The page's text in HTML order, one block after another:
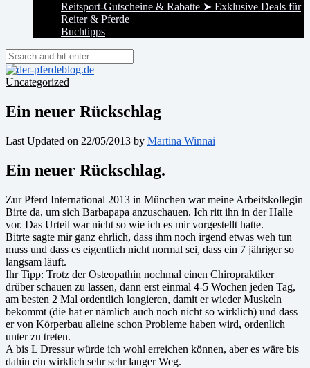
Reitsport-Gutscheine & Rabatte ➤ Exklusive Deals für
Reiter & Pferde
Buchtipps
Uncategorized
Ein neuer Rückschlag
Last Updated on 22/05/2013 by Martina Winnai
Ein neuer Rückschlag.
Zur Pferd International 2013 in München war meine Arbeitskollegin
Birte da, um sich Barbapapa anzuschauen. Ich ritt ihn in der Halle
vor. Das Urteil war nicht so wie ich es mir vorgestellt hatte.
Bitrte sagte mir ganz ehrlich, dass ihm noch irgend etwas weh tun
muss und dass es eigentlich nicht normal sei, dass ein 7 jähriger so
langsam läuft.
Ihr Tipp: Trotz der Osteopathin nochmal einen Chiropraktiker
drüber schauen zu lassen, dann erst einmal 4-5 Wochen jeden Tag,
am besten 2 Mal ordentlich longieren, damit er wieder Muskeln
bekommt (die hat er nämlich auch noch nicht so wirklich) und dass
er von Körperbau alleine schon Probleme haben wird, ordenlich
unter zu treten.
A bis L Dressur würde ich wohl erreichen können, aber es wäre bis
dahin ein wirklich sehr sehr langer Weg.